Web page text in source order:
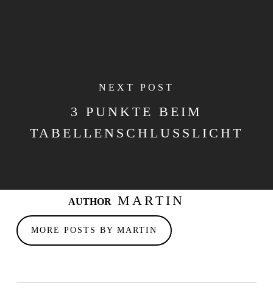
NEXT POST
3 PUNKTE BEIM
TABELLENSCHLUSSLICHT
AUTHORMARTIN
MORE POSTS BY MARTIN